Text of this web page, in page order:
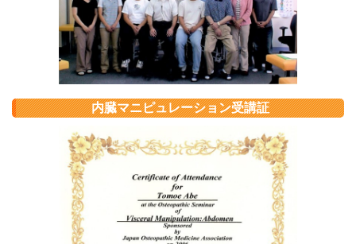
内臓マニピュレーション受講証